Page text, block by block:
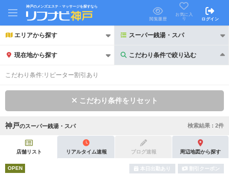
神戸のメンズエステ・マッサージを探すなら
閲覧履歴
お気に入
り
ログイン
エリアから探す スーパー銭湯・スパ
現在地から探す こだわり条件で絞り込む
こだわり条件で絞り込む
初回割引あり リピーター割引あり
団体割引 ポイントカード有
こだわり条件: リピーター割引あり
こだわり条件をリセット
神戸のスーパー銭湯・スパ 検索結果 : 2件
店舗リスト リアルタイム速報 ブログ速報 周辺地図から探す
OPEN 本日出勤あり 割引クーポン